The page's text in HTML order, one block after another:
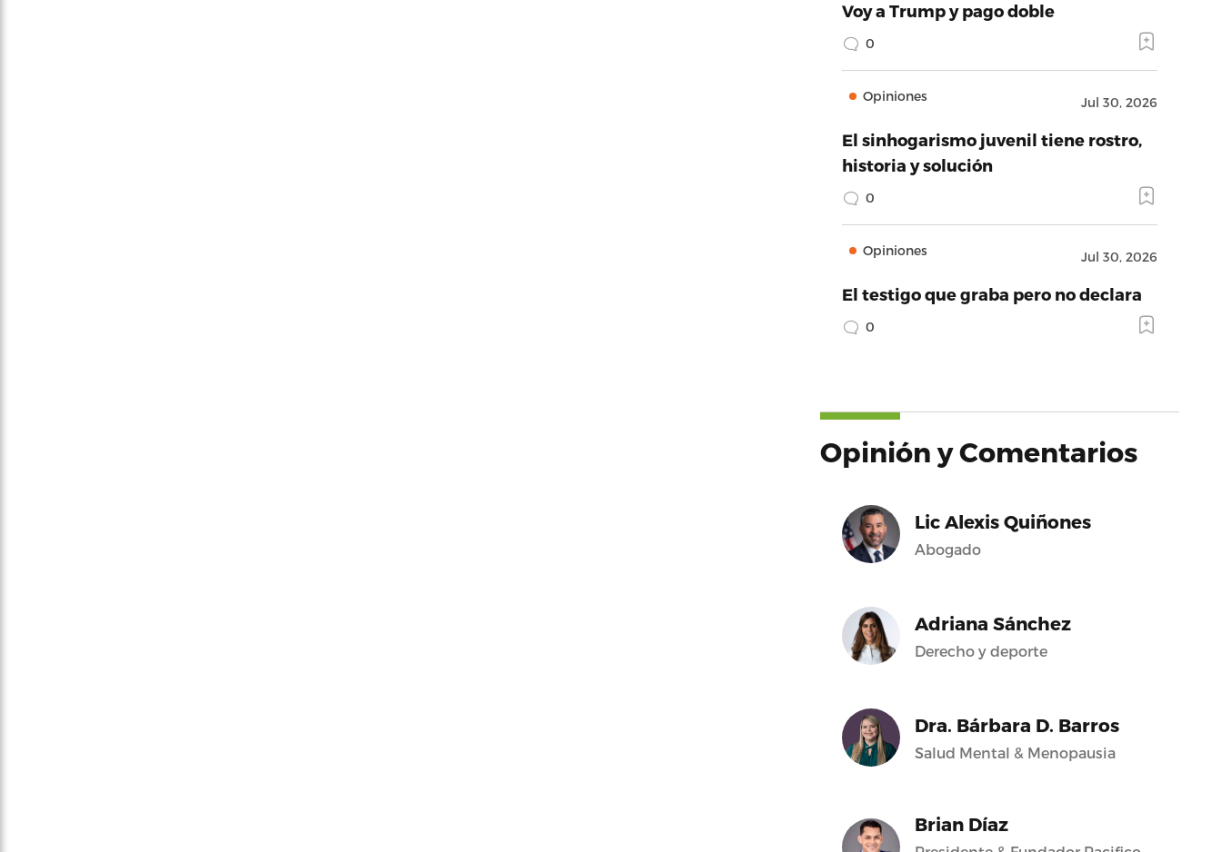
Voy a Trump y pago doble
0
Opiniones Jul 30, 2026
El sinhogarismo juvenil tiene rostro,
historia y solución
0
Opiniones Jul 30, 2026
El testigo que graba pero no declara
0
Opinión y Comentarios
Lic Alexis Quiñones
Abogado
Adriana Sánchez
Derecho y deporte
Dra. Bárbara D. Barros
Salud Mental & Menopausia
Brian Díaz